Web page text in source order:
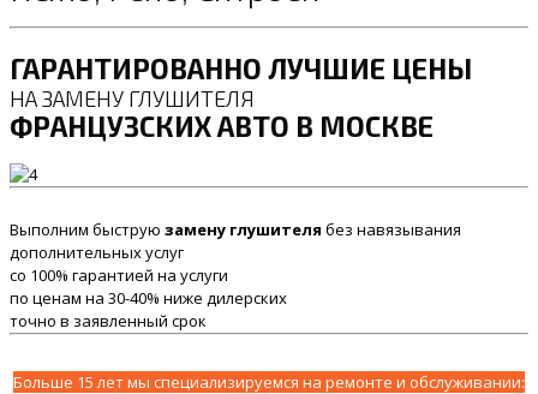
ГАРАНТИРОВАННО ЛУЧШИЕ ЦЕНЫ
НА ЗАМЕНУ ГЛУШИТЕЛЯ
ФРАНЦУЗСКИХ АВТО В МОСКВЕ
Выполним быструю замену глушителя без навязывания
дополнительных услуг
со 100% гарантией на услуги
по ценам на 30-40% ниже дилерских
точно в заявленный срок
Больше 15 лет мы специализируемся на ремонте и обслуживании: